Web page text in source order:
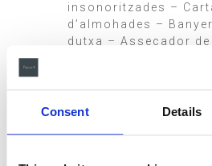
Consent Details
insonoritzades –
d’almohades –
dutxa – Assecador
Mirall de maquillatge
Llums de
diàries – Pack de
Recepció 24 hores –